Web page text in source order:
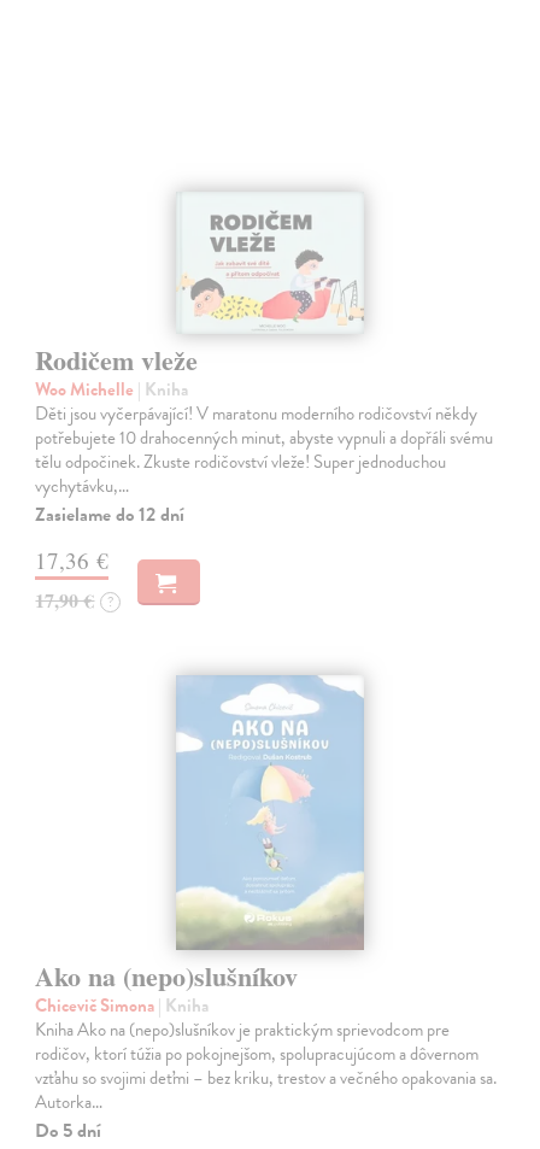
Rodičem vleže
Woo Michelle | Kniha
Děti jsou vyčerpávající! V maratonu moderního rodičovství někdy
potřebujete 10 drahocenných minut, abyste vypnuli a dopřáli svému
tělu odpočinek. Zkuste rodičovství vleže! Super jednoduchou
vychytávku,…
Zasielame do 12 dní
17,36 €
17,90 € ?
Ako na (nepo)slušníkov
Chicevič Simona| Kniha
Kniha Ako na (nepo)slušníkov je praktickým sprievodcom pre
rodičov, ktorí túžia po pokojnejšom, spolupracujúcom a dôvernom
vzťahu so svojimi deťmi – bez kriku, trestov a večného opakovania sa.
Autorka…
Do 5 dní